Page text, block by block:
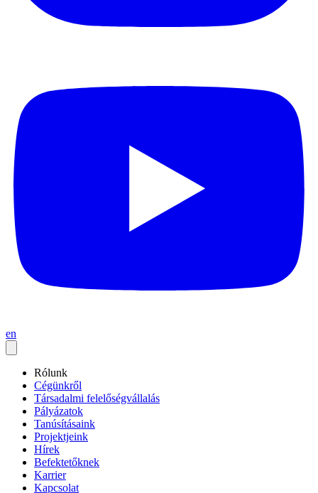
en
Rólunk
Cégünkről
Társadalmi felelőségvállalás
Pályázatok
Tanúsításaink
Projektjeink
Hírek
Befektetőknek
Karrier
Kapcsolat